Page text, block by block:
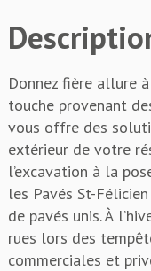
Donnez fière allure
touche provenant
vous offre des
extérieur de votre
l’excavation à la
les Pavés St-
de pavés unis. À
rues lors des
commerciales et